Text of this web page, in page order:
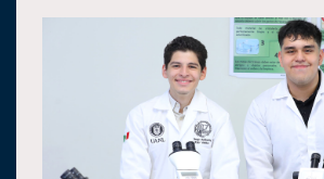
Investigación
Internacionalización